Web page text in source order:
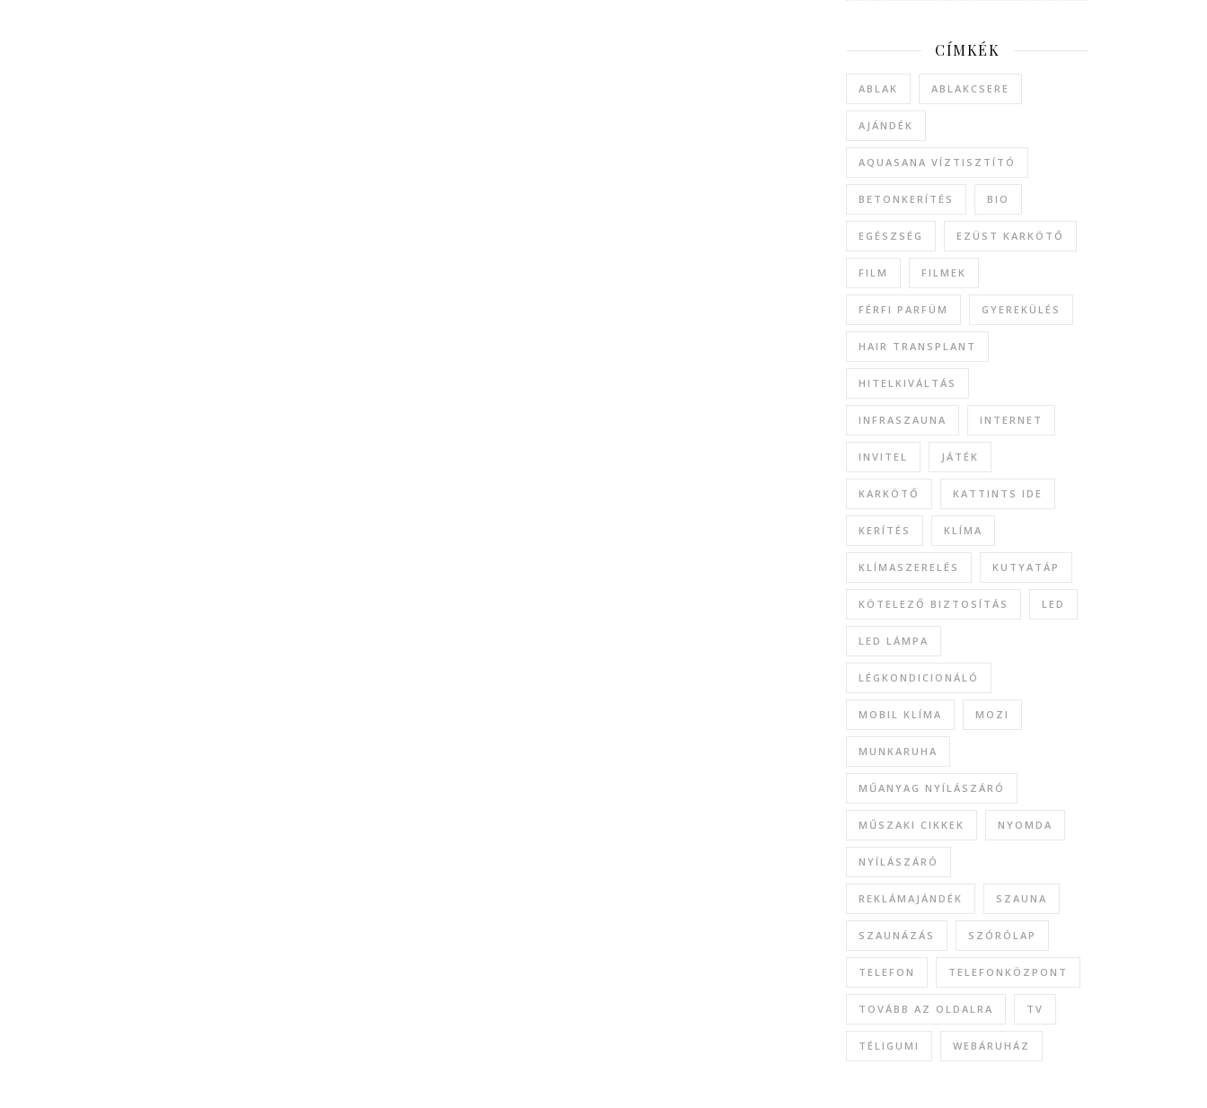
CÍMKÉK
ABLAK ABLAKCSERE
AJÁNDÉK
AQUASANA VÍZTISZTÍTÓ
BETONKERÍTÉS BIO
EGÉSZSÉG EZÜST KARKÖTŐ
FILM FILMEK
FÉRFI PARFÜM GYEREKÜLÉS
HAIR TRANSPLANT
HITELKIVÁLTÁS
INFRASZAUNA INTERNET
INVITEL JÁTÉK
KARKÖTŐ KATTINTS IDE
KERÍTÉS KLÍMA
KLÍMASZERELÉS KUTYATÁP
KÖTELEZŐ BIZTOSÍTÁS LED
LED LÁMPA
LÉGKONDICIONÁLÓ
MOBIL KLÍMA MOZI
MUNKARUHA
MŰANYAG NYÍLÁSZÁRÓ
MŰSZAKI CIKKEK NYOMDA
NYÍLÁSZÁRÓ
REKLÁMAJÁNDÉK SZAUNA
SZAUNÁZÁS SZÓRÓLAP
TELEFON TELEFONKÖZPONT
TOVÁBB AZ OLDALRA TV
TÉLIGUMI WEBÁRUHÁZ